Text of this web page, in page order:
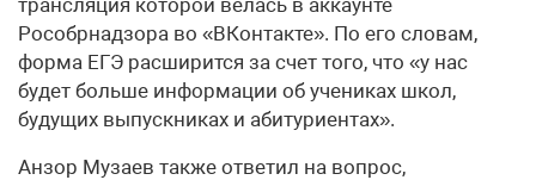
Рособрнадзора во «ВКонтакте». По его словам,
форма ЕГЭ расширится за счет того, что «у нас
будет больше информации об учениках школ,
будущих выпускниках и абитуриентах».
Анзор Музаев также ответил на вопрос,